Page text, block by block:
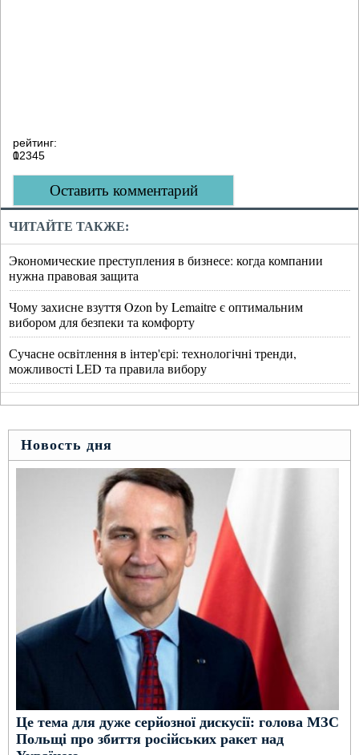
рейтинг:
0
12345
Оставить комментарий
ЧИТАЙТЕ ТАКЖЕ:
Экономические преступления в бизнесе: когда компании
нужна правовая защита
Чому захисне взуття Ozon by Lemaitre є оптимальним
вибором для безпеки та комфорту
Сучасне освітлення в інтер'єрі: технологічні тренди,
можливості LED та правила вибору
Новость дня
Це тема для дуже серйозної дискусії: голова МЗС
Польщі про збиття російських ракет над